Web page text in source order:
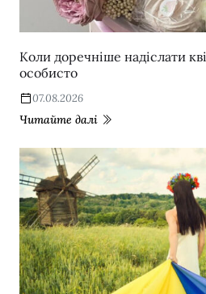
Коли доречніше надіслати
особисто
07.08.2026
Читайте далі